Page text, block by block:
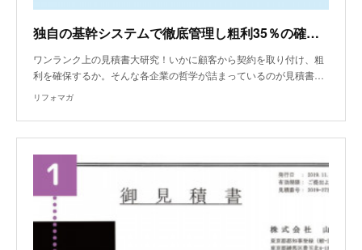
独自の基幹システムで徹底管理し粗利35％の確保に成功！
ワンランク上の見積書大研究！いかに顧客から契約を取り付け、粗
利を確保するか。そんな各企業の哲学が詰まっているのが見積書…
リフォマガ